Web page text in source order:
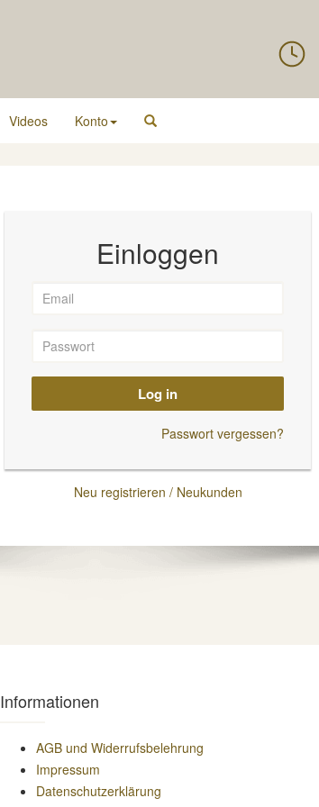
Videos Konto
Einloggen
Log in
Passwort vergessen?
Neu registrieren / Neukunden
Informationen
AGB und Widerrufsbelehrung
Impressum
Datenschutzerklärung